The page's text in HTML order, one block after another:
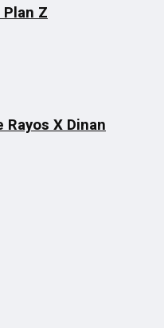
Z
X Dinan